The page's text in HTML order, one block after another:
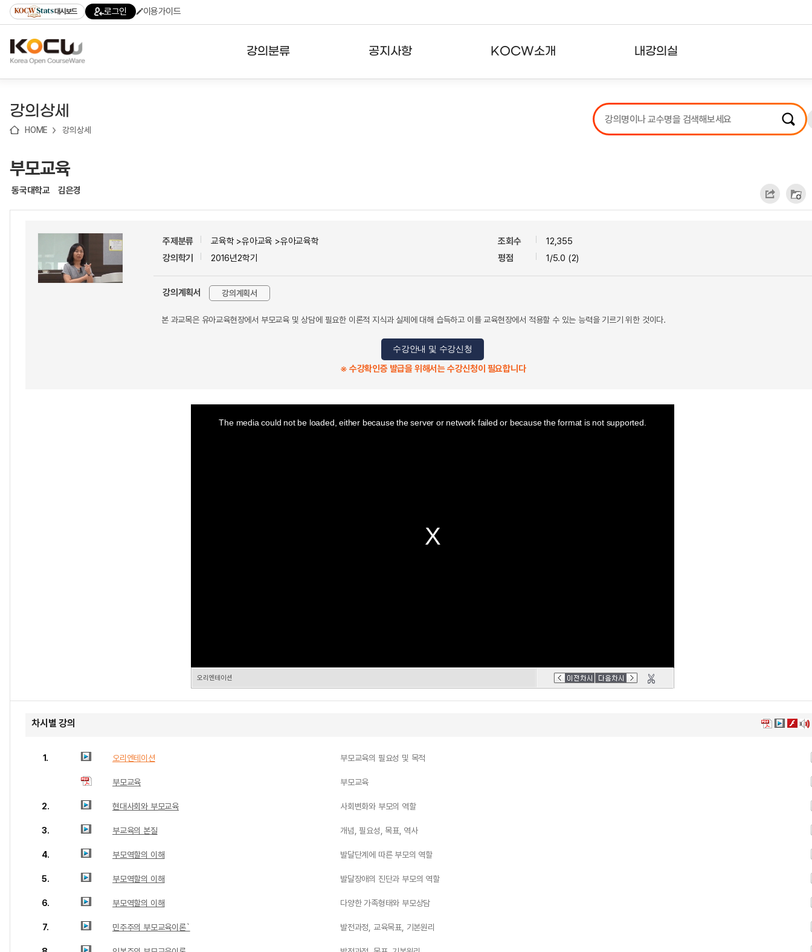
기
기
기
content)
가
대시보드 로그인 이용가이드
강의분류 공지사항 KOCW소개 내강의실
강의리스트
수강확인증강의
강의상세
HOME 강의상세
부모교육
동국대학교 김은경
주제분류
교육학 >유아교육 >유아교육학
강의학기
2016년2학기
조회수
12,355
평점
1/5.0 (2)
강의계획서 강의계획서
본 과교목은 유아교육현장에서 부모교육 및 상담에 필요한 이론적 지식과 실제에 대해 습득하고 이를 교육현장에서 적용할 수 있는 능력을 기르기 위한 것이다.
수강안내 및 수강신청
※ 수강확인증 발급을 위해서는 수강신청이 필요합니다
The media could not be loaded, either because the server or network failed or because the format is not supported.
오리엔테이션
차시별 강의
1. 오리엔테이션 부모교육의 필요성 및 목적
부모교육 부모교육
2. 현대사회와 부모교육 사회변화와 부모의 역할
3. 부교육의 본질 개념, 필요성, 목표, 역사
4. 부모역할의 이해 발달단계에 따른 부모의 역할
5. 부모역할의 이해 발달장애의 진단과 부모의 역할
6. 부모역할의 이해 다양한 가족형태와 부모상담
7. 민주주의 부모교육이론` 발전과정, 교육목표, 기본원리